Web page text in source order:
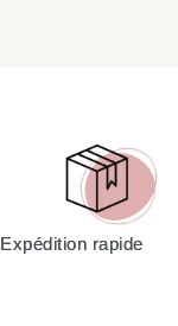
Expédition rapide